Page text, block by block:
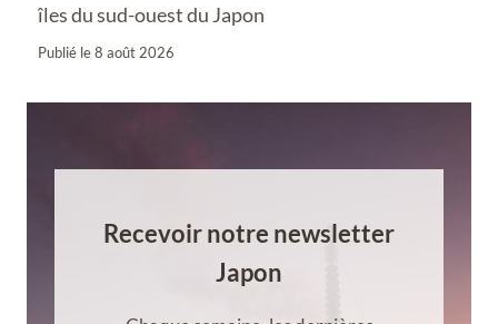
îles du sud-ouest du Japon
Publié le8 août 2026
Recevoir notre newsletter
Japon